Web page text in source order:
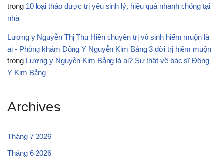
trong 10 loại thảo dược trị yếu sinh lý, hiệu quả nhanh chóng tại
nhà
Lương y Nguyễn Thị Thu Hiền chuyên trị vô sinh hiếm muộn là
ai - Phòng khám Đông Y Nguyễn Kim Bảng 3 đời trị hiếm muộn
trong Lương y Nguyễn Kim Bảng là ai? Sự thật về bác sĩ Đông
Y Kim Bảng
Archives
Tháng 7 2026
Tháng 6 2026